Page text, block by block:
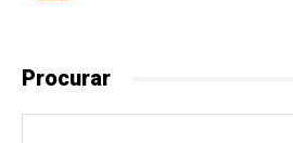
Procurar